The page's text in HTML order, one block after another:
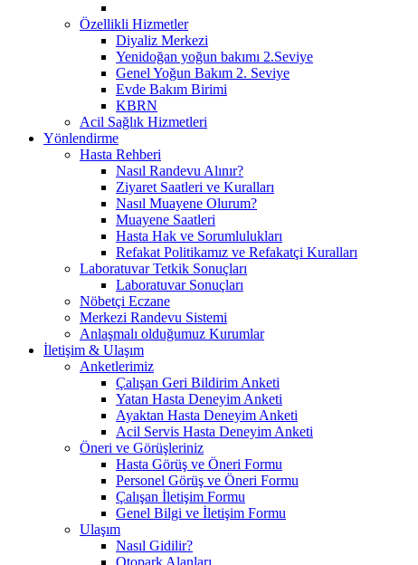
Özellikli Hizmetler
Diyaliz Merkezi
Yenidoğan yoğun bakımı 2.Seviye
Genel Yoğun Bakım 2. Seviye
Evde Bakım Birimi
KBRN
Acil Sağlık Hizmetleri
Yönlendirme
Hasta Rehberi
Nasıl Randevu Alınır?
Ziyaret Saatleri ve Kuralları
Nasıl Muayene Olurum?
Muayene Saatleri
Hasta Hak ve Sorumlulukları
Refakat Politikamız ve Refakatçi Kuralları
Laboratuvar Tetkik Sonuçları
Laboratuvar Sonuçları
Nöbetçi Eczane
Merkezi Randevu Sistemi
Anlaşmalı olduğumuz Kurumlar
İletişim & Ulaşım
Anketlerimiz
Çalışan Geri Bildirim Anketi
Yatan Hasta Deneyim Anketi
Ayaktan Hasta Deneyim Anketi
Acil Servis Hasta Deneyim Anketi
Öneri ve Görüşleriniz
Hasta Görüş ve Öneri Formu
Personel Görüş ve Öneri Formu
Çalışan İletişim Formu
Genel Bilgi ve İletişim Formu
Ulaşım
Nasıl Gidilir?
Otopark Alanları